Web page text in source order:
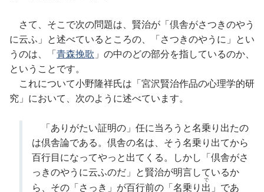
さて、そこで次の問題は、賢治が「倶舎がさつきのやう
に云ふ」と述べているところの、「さつきのやうに」とい
うのは、「 青森挽歌 」の中のどの部分を指しているのか、
ということです。
これについて小野隆祥氏は「宮沢賢治作品の心理学的研
究」において、次のように述べています。
「ありがたい証明の」任に当ろうと名乗り出たの
は倶舎論である。倶舎の名は、そう名乗り出てから
百行目になってやっと出てくる。しかし「倶舎がさ
っきのやうに云ふのだ」と賢治が明言しているか
ら、その「さっき」が百行前の「名乗り 出
で
」であ